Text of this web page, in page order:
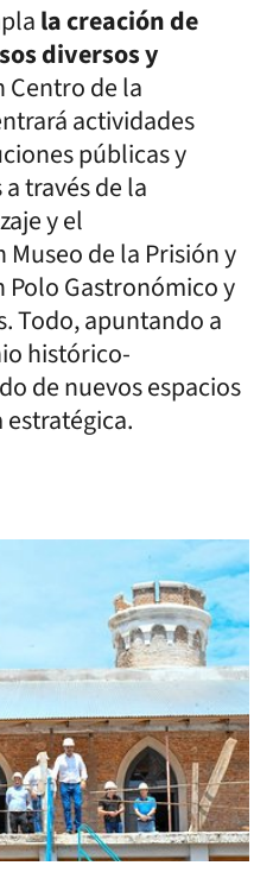
la creación de
diversos y
Centro de la
actividades
públicas y
través de la
y el
de la Prisión y
Polo Gastronómico y
Todo, apuntando a
histórico-
de nuevos espacios
estratégica.